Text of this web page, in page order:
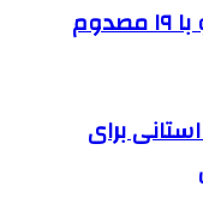
استانی برای